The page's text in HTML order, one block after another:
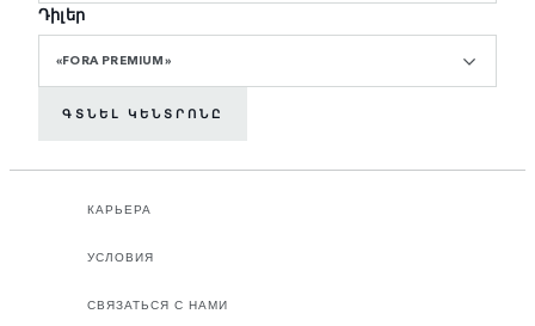
Դիլեր
«FORA PREMIUM»
ԳՏՆԵԼ ԿԵՆՏՐՈՆԸ
КАРЬЕРА
УСЛОВИЯ
СВЯЗАТЬСЯ С НАМИ